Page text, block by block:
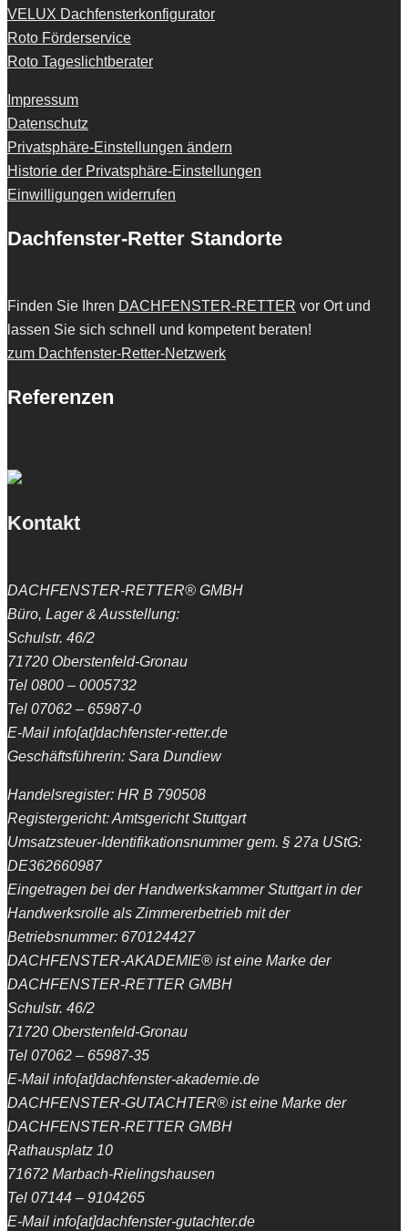
VELUX Dachfensterkonfigurator
Roto Förderservice
Roto Tageslichtberater
Impressum
Datenschutz
Privatsphäre-Einstellungen ändern
Historie der Privatsphäre-Einstellungen
Einwilligungen widerrufen
Dachfenster-Retter Standorte
Finden Sie Ihren DACHFENSTER-RETTER vor Ort und
lassen Sie sich schnell und kompetent beraten!
zum Dachfenster-Retter-Netzwerk
Referenzen
Kontakt
DACHFENSTER-RETTER® GMBH
Büro, Lager & Ausstellung:
Schulstr. 46/2
71720 Oberstenfeld-Gronau
Tel 0800 – 0005732
Tel 07062 – 65987-0
E-Mail info[at]dachfenster-retter.de
Geschäftsführerin: Sara Dundiew
Handelsregister: HR B 790508
Registergericht: Amtsgericht Stuttgart
Umsatzsteuer-Identifikationsnummer gem. § 27a UStG:
DE362660987
Eingetragen bei der Handwerkskammer Stuttgart in der
Handwerksrolle als Zimmererbetrieb mit der
Betriebsnummer: 670124427
DACHFENSTER-AKADEMIE® ist eine Marke der
DACHFENSTER-RETTER GMBH
Schulstr. 46/2
71720 Oberstenfeld-Gronau
Tel 07062 – 65987-35
E-Mail info[at]dachfenster-akademie.de
DACHFENSTER-GUTACHTER® ist eine Marke der
DACHFENSTER-RETTER GMBH
Rathausplatz 10
71672 Marbach-Rielingshausen
Tel 07144 – 9104265
E-Mail info[at]dachfenster-gutachter.de